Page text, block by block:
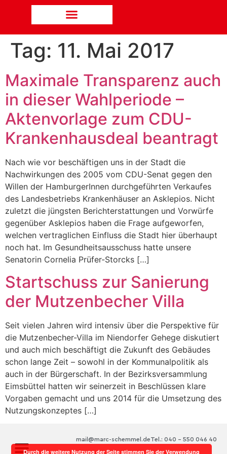
Tag: 11. Mai 2017
Maximale Transparenz auch
in dieser Wahlperiode –
Aktenvorlage zum CDU-
Krankenhausdeal beantragt
Nach wie vor beschäftigen uns in der Stadt die
Nachwirkungen des 2005 vom CDU-Senat gegen den
Willen der HamburgerInnen durchgeführten Verkaufes
des Landesbetriebs Krankenhäuser an Asklepios. Nicht
zuletzt die jüngsten Berichterstattungen und Vorwürfe
gegenüber Asklepios haben die Frage aufgeworfen,
welchen vertraglichen Einfluss die Stadt hier überhaupt
noch hat. Im Gesundheitsausschuss hatte unsere
Senatorin Cornelia Prüfer-Storcks […]
Startschuss zur Sanierung
der Mutzenbecher Villa
Seit vielen Jahren wird intensiv über die Perspektive für
die Mutzenbecher-Villa im Niendorfer Gehege diskutiert
und auch mich beschäftigt die Zukunft des Gebäudes
schon lange Zeit – sowohl in der Kommunalpolitik als
auch in der Bürgerschaft. In der Bezirksversammlung
Eimsbüttel hatten wir seinerzeit in Beschlüssen klare
Vorgaben gemacht und uns 2014 für die Umsetzung des
Nutzungskonzeptes […]
Tel.: 040 – 550 046 40
mail@marc-schemmel.de
Durch die weitere Nutzung der Seite stimmen Sie der Verwendung